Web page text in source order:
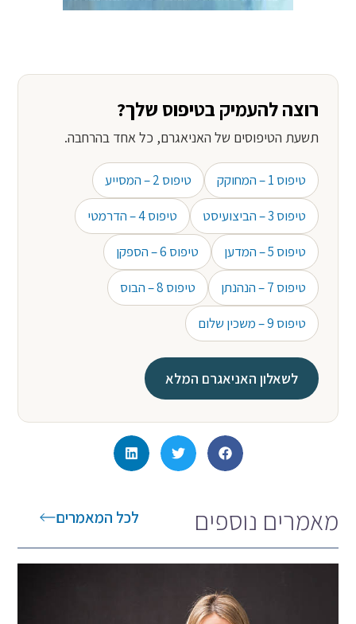
רוצה להעמיק בטיפוס שלך?
תשעת הטיפוסים של האניאגרם, כל אחד בהרחבה.
טיפוס 1 – המחוקק טיפוס 2 – המסייע
טיפוס 3 – הביצועיסט טיפוס 4 – הדרמטי
טיפוס 5 – המדען טיפוס 6 – הספקן
טיפוס 7 – הנהנתן טיפוס 8 – הבוס
טיפוס 9 – משכין שלום
לשאלון האניאגרם המלא
מאמרים נוספים לכל המאמרים